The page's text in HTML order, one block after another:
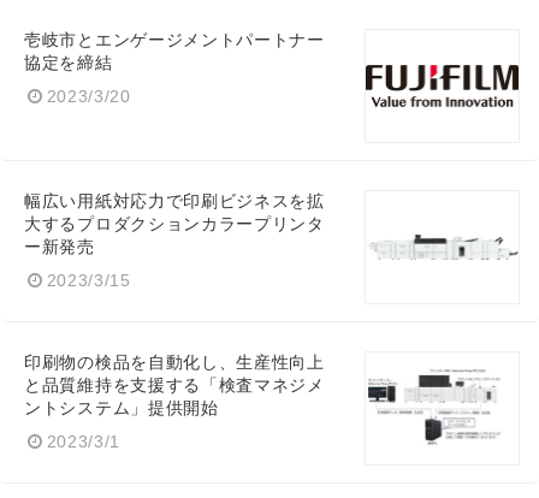
壱岐市とエンゲージメントパートナー
協定を締結
2023/3/20
幅広い用紙対応力で印刷ビジネスを拡
大するプロダクションカラープリンタ
ー新発売
2023/3/15
印刷物の検品を自動化し、生産性向上
と品質維持を支援する「検査マネジメ
ントシステム」提供開始
2023/3/1